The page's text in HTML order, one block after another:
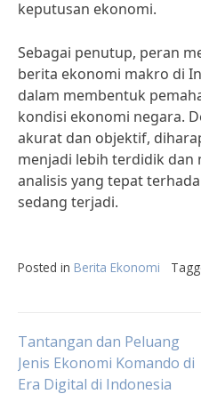
keputusan ekonomi.
Sebagai penutup, peran
berita ekonomi makro di
dalam membentuk
kondisi ekonomi negara.
akurat dan objektif,
menjadi lebih terdidik dan
analisis yang tepat
sedang terjadi.
Posted in Berita Ekonomi
Post
navigation
Tantangan dan Peluang
Jenis Ekonomi Komando di
Era Digital di Indonesia